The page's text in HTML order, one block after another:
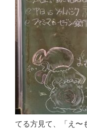
てる方見て、「え〜